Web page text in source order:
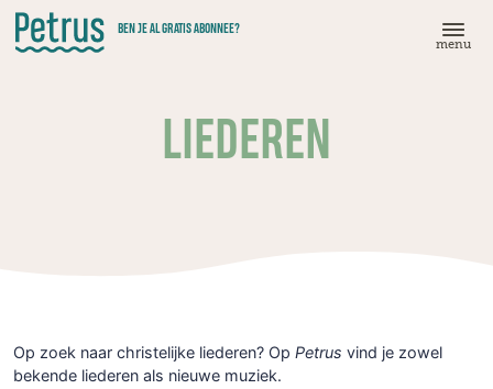
Doorgaan
naar
hoofdinhoud
BEN JE AL GRATIS ABONNEE?
menu
LIEDEREN
Op zoek naar christelijke liederen? Op Petrus vind je zowel
bekende liederen als nieuwe muziek.